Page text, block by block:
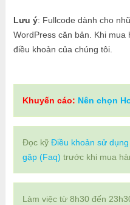
Lưu ý: Fullcode dành cho
WordPress căn bản. Khi
điều khoản của chúng tôi.
Khuyến cáo: Nên chọn
Đọc kỹ Điều khoản sử dụng
gặp (Faq) trước khi mua
Làm việc từ 8h30 đến